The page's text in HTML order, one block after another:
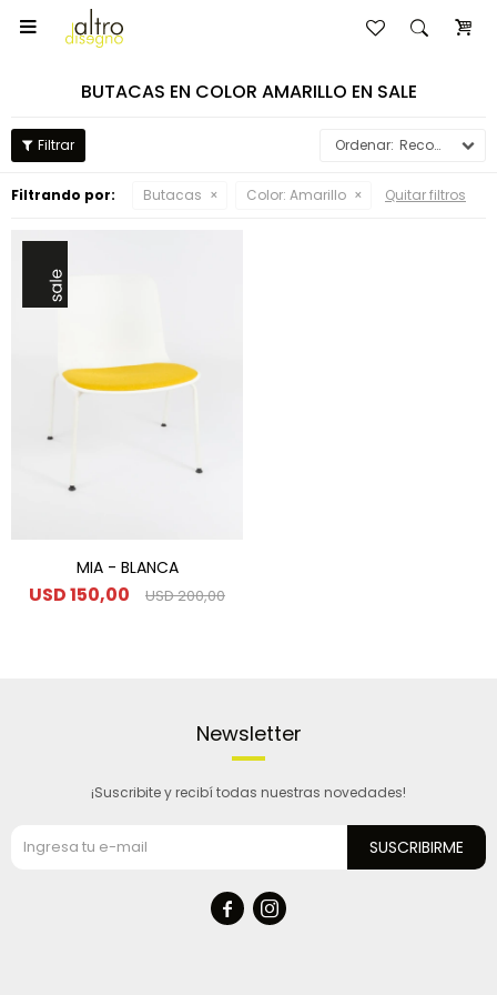

BUTACAS EN COLOR AMARILLO EN SALE
Recomendados
Filtrando por: Butacas Color: Amarillo Quitar filtros
MIA - BLANCA
USD150,00 USD200,00
Newsletter
¡Suscribite y recibí todas nuestras novedades!
SUSCRIBIRME
 